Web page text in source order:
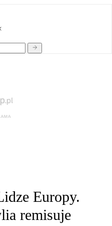
Europy.
remisuje